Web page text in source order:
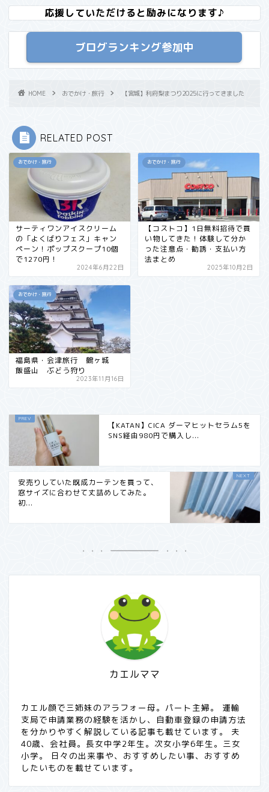
応援していただけると励みになります♪
ブログランキング参加中
HOME おでかけ・旅行 【宮城】利府梨まつり2025に行ってきました
RELATED POST
おでかけ・旅行
サーティワンアイスクリーム
の「よくばりフェス」キャン
ペーン！ポップスクープ10個
で1270円！
2024年6月22日
おでかけ・旅行
【コストコ】1日無料招待で買
い物してきた！体験して分か
った注意点・勧誘・支払い方
法まとめ
2025年10月2日
おでかけ・旅行
福島県・会津旅行 鶴ヶ城
飯盛山 ぶどう狩り
2023年11月16日
【KATAN】CICA ダーマヒットセラム5を
SNS経由980円で購入し...
安売りしていた既成カーテンを買って、
窓サイズに合わせて丈詰めしてみた。
初...
カエルママ
カエル顔で三姉妹のアラフォー母。パート主婦。 運輸
支局で申請業務の経験を活かし、自動車登録の申請方法
を分かりやすく解説している記事も載せています。 夫
40歳、会社員。長女中学2年生。次女小学6年生。三女
小学。 日々の出来事や、おすすめしたい事、おすすめ
したいものを載せています。